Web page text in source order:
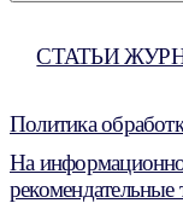
СТАТЬИ
Политика
На
рекомендательные